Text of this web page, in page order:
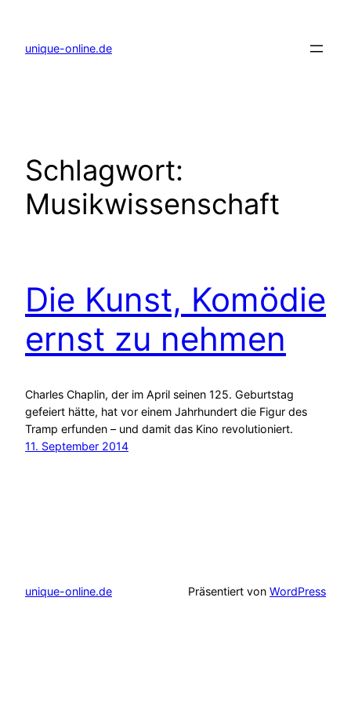
springen
unique-online.de
Schlagwort:
Musikwissenschaft
Die Kunst, Komödie
ernst zu nehmen
Charles Chaplin, der im April seinen 125. Geburtstag
gefeiert hätte, hat vor einem Jahrhundert die Figur des
Tramp erfunden – und damit das Kino revolutioniert.
11. September 2014
unique-online.de Präsentiert von WordPress